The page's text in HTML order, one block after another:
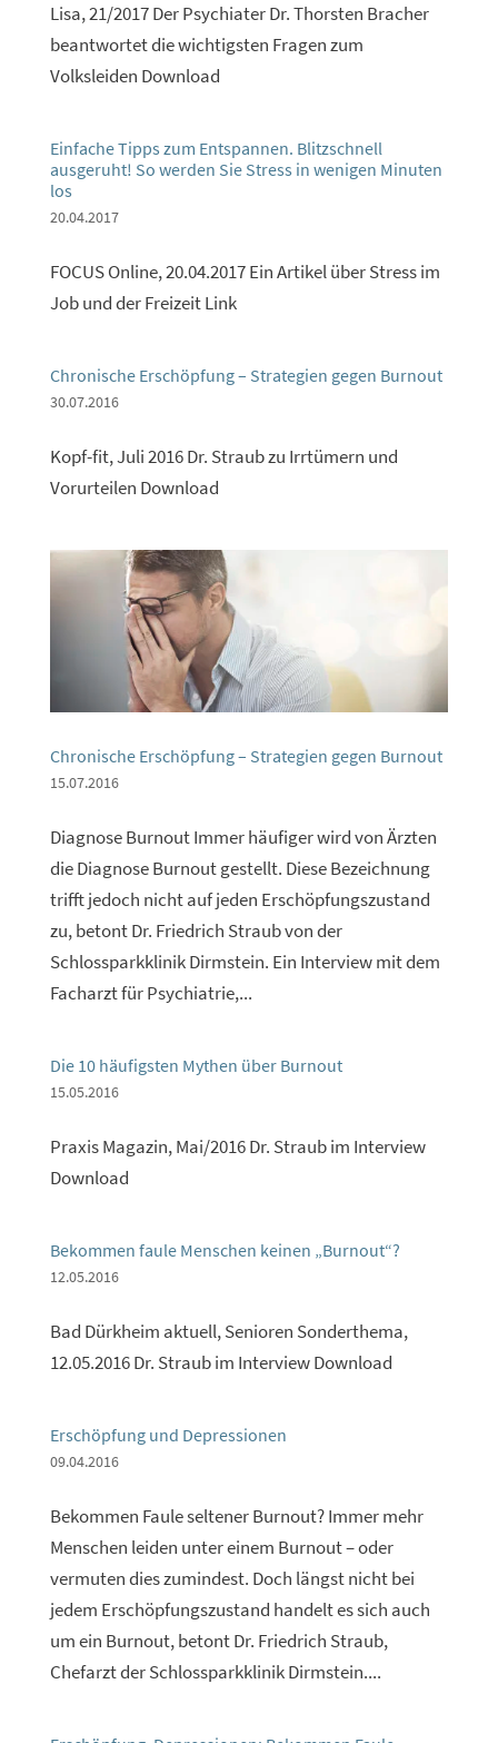
Lisa, 21/2017 Der Psychiater Dr. Thorsten Bracher
beantwortet die wichtigsten Fragen zum
Volksleiden Download
Einfache Tipps zum Entspannen. Blitzschnell
ausgeruht! So werden Sie Stress in wenigen Minuten
los
20.04.2017
FOCUS Online, 20.04.2017 Ein Artikel über Stress im
Job und der Freizeit Link
Chronische Erschöpfung – Strategien gegen Burnout
30.07.2016
Kopf-fit, Juli 2016 Dr. Straub zu Irrtümern und
Vorurteilen Download
Chronische Erschöpfung – Strategien gegen Burnout
15.07.2016
Diagnose Burnout Immer häufiger wird von Ärzten
die Diagnose Burnout gestellt. Diese Bezeichnung
trifft jedoch nicht auf jeden Erschöpfungszustand
zu, betont Dr. Friedrich Straub von der
Schlossparkklinik Dirmstein. Ein Interview mit dem
Facharzt für Psychiatrie,...
Die 10 häufigsten Mythen über Burnout
15.05.2016
Praxis Magazin, Mai/2016 Dr. Straub im Interview
Download
Bekommen faule Menschen keinen „Burnout“?
12.05.2016
Bad Dürkheim aktuell, Senioren Sonderthema,
12.05.2016 Dr. Straub im Interview Download
Erschöpfung und Depressionen
09.04.2016
Bekommen Faule seltener Burnout? Immer mehr
Menschen leiden unter einem Burnout – oder
vermuten dies zumindest. Doch längst nicht bei
jedem Erschöpfungszustand handelt es sich auch
um ein Burnout, betont Dr. Friedrich Straub,
Chefarzt der Schlossparkklinik Dirmstein....